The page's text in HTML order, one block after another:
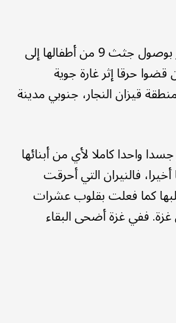
فجعت الطبيبة آلاء النجار بوصول جثث 9 من أطفالها إلى
حرقا إثر غارة جوية
قيزان النجار، جنوبي مدينة
واحدا كاملا لأي من أبنائها
فالنيران التي أحرقت
كما فعلت بقلوب عشرات
ففي غزة أضحى البقاء